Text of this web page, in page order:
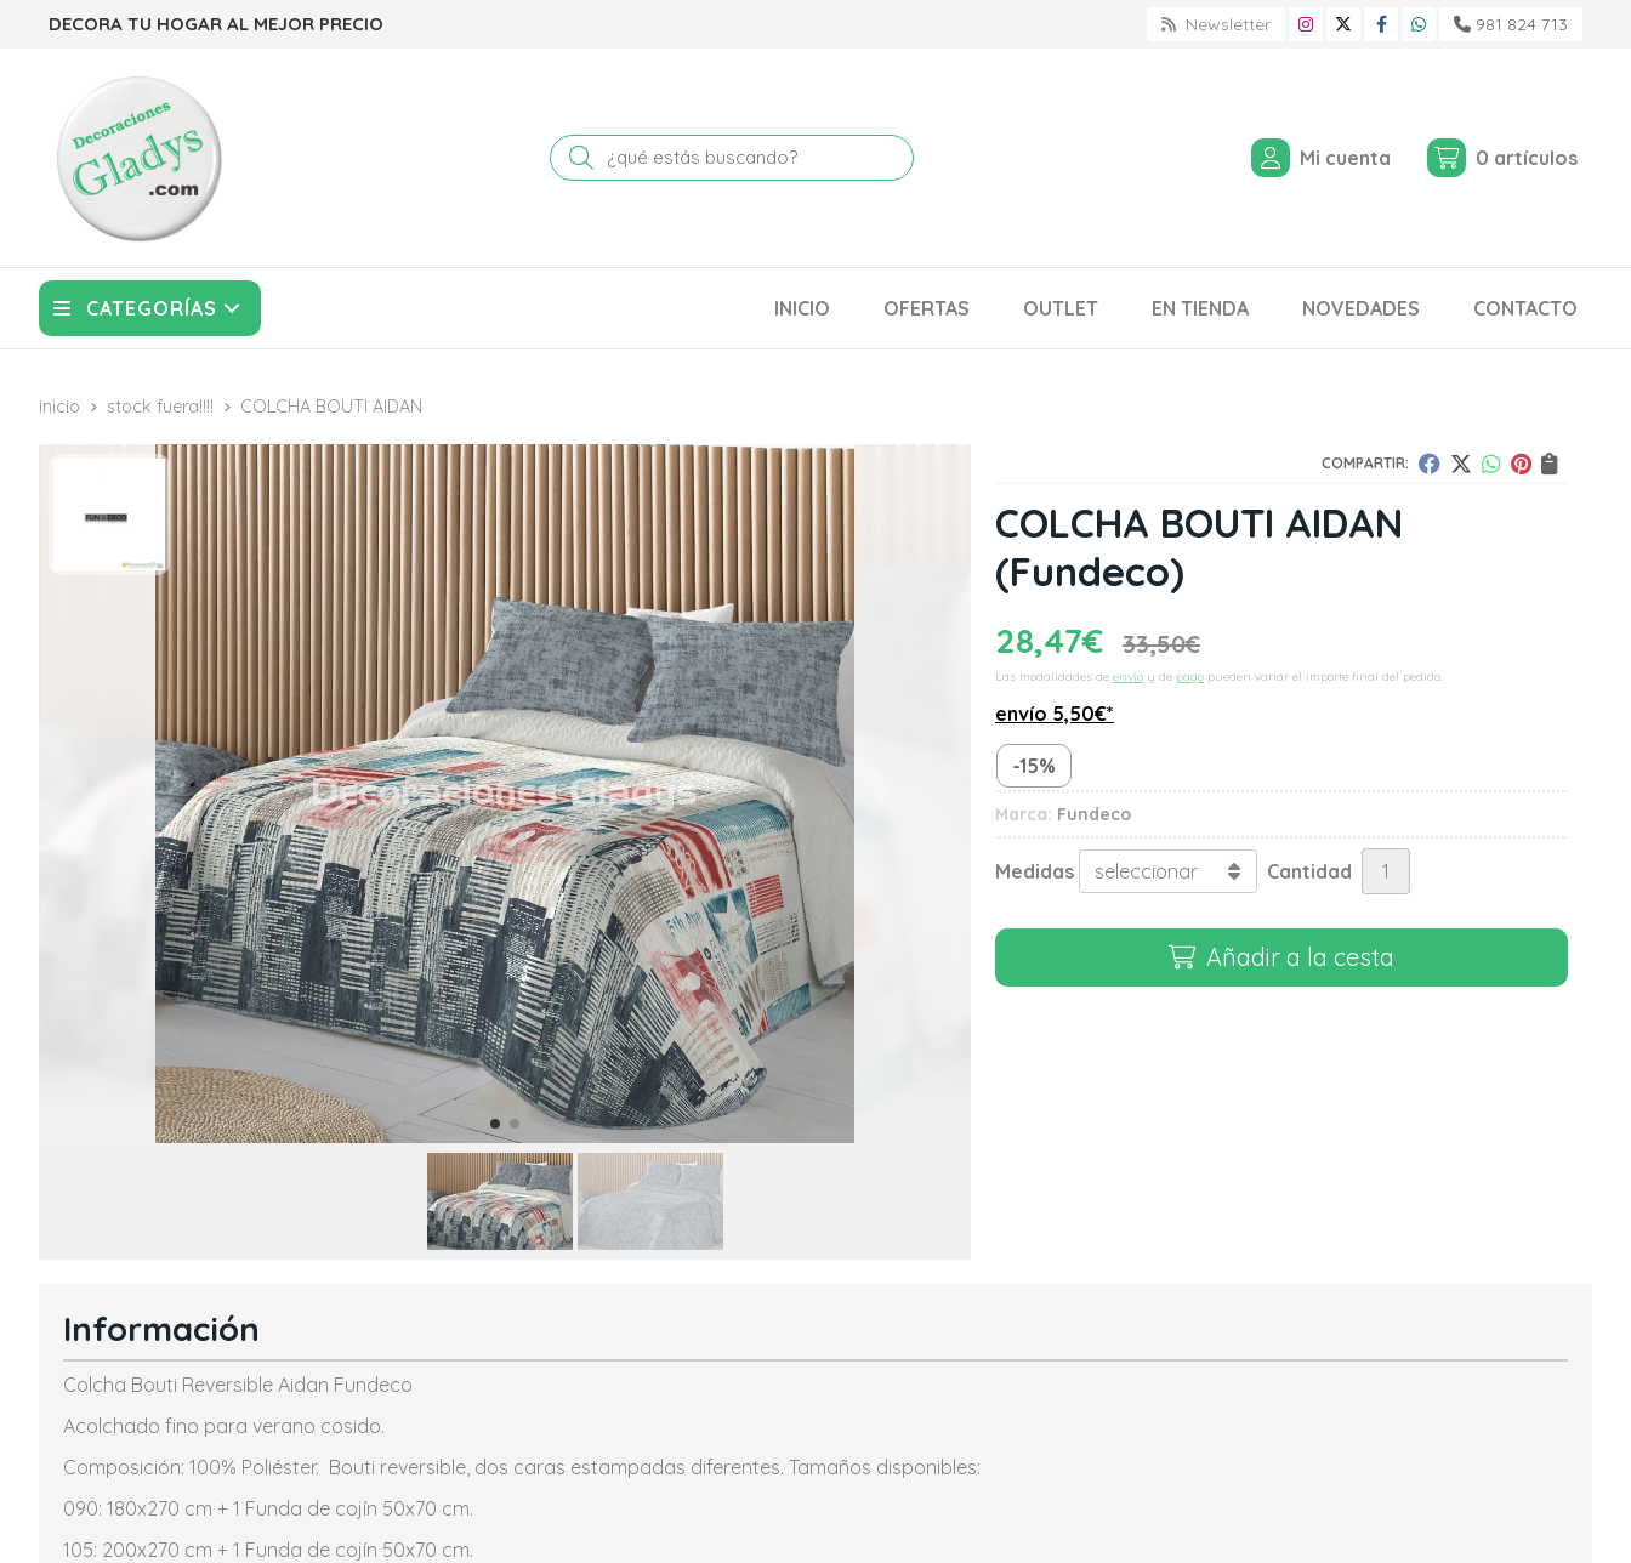
DECORA TU HOGAR AL MEJOR PRECIO Newsletter 981 824 713
Buscar Mi cuenta 0 artículos
CATEGORÍAS INICIO OFERTAS OUTLET EN TIENDA NOVEDADES CONTACTO
inicio stock fuera!!!! COLCHA BOUTI AIDAN
COMPARTIR:
COLCHA BOUTI AIDAN
(Fundeco)
28,47€ 33,50€
Las modalidades de envío y de pago pueden variar el importe final del pedido.
envío 5,50€*
-15%
Marca: Fundeco
Medidas Cantidad
Añadir a la cesta
Información
Colcha Bouti Reversible Aidan Fundeco
Acolchado fino para verano cosido.
Composición: 100% Poliéster. Bouti reversible, dos caras estampadas diferentes. Tamaños disponibles:
090: 180x270 cm + 1 Funda de cojín 50x70 cm.
105: 200x270 cm + 1 Funda de cojín 50x70 cm.